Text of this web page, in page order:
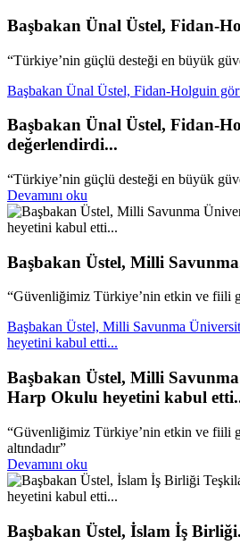
Başbakan Ünal Üstel, Fidan-
“Türkiye’nin güçlü desteği en büyük
Başbakan Ünal Üstel, Fidan-Holguin
Başbakan Ünal Üstel, Fidan-
değerlendirdi...
“Türkiye’nin güçlü desteği en büyük
Devamını oku
Başbakan Üstel, Milli
“Güvenliğimiz Türkiye’nin etkin ve fiili
Başbakan Üstel, Milli Savunma
heyetini kabul etti...
Başbakan Üstel, Milli
Harp Okulu heyetini kabul
“Güvenliğimiz Türkiye’nin etkin ve fiili
altındadır”
Devamını oku
Başbakan Üstel, İslam İş